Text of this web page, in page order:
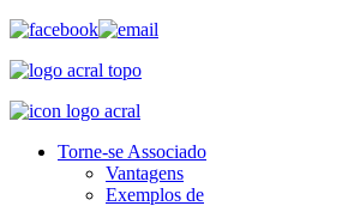
Torne-se Associado
Vantagens
Exemplos de